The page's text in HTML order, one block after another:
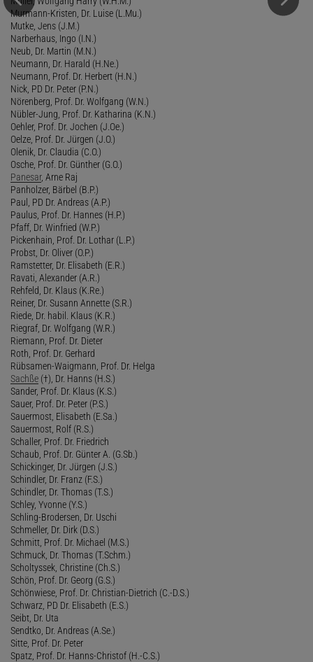
Murmann-Kristen, Dr. Luise (L.Mu.)
Mutke, Jens (J.M.)
Narberhaus, Ingo (I.N.)
Neub, Dr. Martin (M.N.)
Neumann, Dr. Harald (H.Ne.)
Neumann, Prof. Dr. Herbert (H.N.)
Nick, PD Dr. Peter (P.N.)
Nörenberg, Prof. Dr. Wolfgang (W.N.)
Nübler-Jung, Prof. Dr. Katharina (K.N.)
Oehler, Prof. Dr. Jochen (J.Oe.)
Oelze, Prof. Dr. Jürgen (J.O.)
Olenik, Dr. Claudia (C.O.)
Osche, Prof. Dr. Günther (G.O.)
Panesar, Arne Raj
Panholzer, Bärbel (B.P.)
Paul, PD Dr. Andreas (A.P.)
Paulus, Prof. Dr. Hannes (H.P.)
Pfaff, Dr. Winfried (W.P.)
Pickenhain, Prof. Dr. Lothar (L.P.)
Probst, Dr. Oliver (O.P.)
Ramstetter, Dr. Elisabeth (E.R.)
Ravati, Alexander (A.R.)
Rehfeld, Dr. Klaus (K.Re.)
Reiner, Dr. Susann Annette (S.R.)
Riede, Dr. habil. Klaus (K.R.)
Riegraf, Dr. Wolfgang (W.R.)
Riemann, Prof. Dr. Dieter
Roth, Prof. Dr. Gerhard
Rübsamen-Waigmann, Prof. Dr. Helga
Sachße (†), Dr. Hanns (H.S.)
Sander, Prof. Dr. Klaus (K.S.)
Sauer, Prof. Dr. Peter (P.S.)
Sauermost, Elisabeth (E.Sa.)
Sauermost, Rolf (R.S.)
Schaller, Prof. Dr. Friedrich
Schaub, Prof. Dr. Günter A. (G.Sb.)
Schickinger, Dr. Jürgen (J.S.)
Schindler, Dr. Franz (F.S.)
Schindler, Dr. Thomas (T.S.)
Schley, Yvonne (Y.S.)
Schling-Brodersen, Dr. Uschi
Schmeller, Dr. Dirk (D.S.)
Schmitt, Prof. Dr. Michael (M.S.)
Schmuck, Dr. Thomas (T.Schm.)
Scholtyssek, Christine (Ch.S.)
Schön, Prof. Dr. Georg (G.S.)
Schönwiese, Prof. Dr. Christian-Dietrich (C.-D.S.)
Schwarz, PD Dr. Elisabeth (E.S.)
Seibt, Dr. Uta
Sendtko, Dr. Andreas (A.Se.)
Sitte, Prof. Dr. Peter
Spatz, Prof. Dr. Hanns-Christof (H.-C.S.)